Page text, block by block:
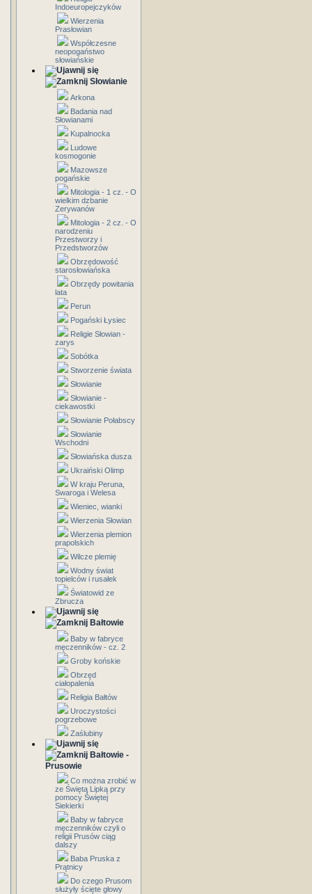
Indoeuropejczyków
Wierzenia
Prasłowian
Współczesne
neopogaństwo
słowiańskie
Słowianie
Arkona
Badania nad
Słowianami
Kupalnocka
Ludowe
kosmogonie
Mazowsze
pogańskie
Mitologia - 1 cz. - O
wielkim dzbanie
Zerywanów
Mitologia - 2 cz. - O
narodzeniu
Przestworzy i
Przedstworzów
Obrzędowość
starosłowiańska
Obrzędy powitania
lata
Perun
Pogański Łysiec
Religie Słowian -
zarys
Sobótka
Stworzenie świata
Słowianie
Słowianie -
ciekawostki
Słowianie Połabscy
Słowianie
Wschodni
Słowiańska dusza
Ukraiński Olimp
W kraju Peruna,
Swaroga i Welesa
Wieniec, wianki
Wierzenia Słowian
Wierzenia plemion
prapolskich
Wilcze plemię
Wodny świat
topielców i rusałek
Światowid ze
Zbrucza
Bałtowie
Baby w fabryce
męczenników - cz. 2
Groby końskie
Obrzęd
ciałopalenia
Religia Bałtów
Uroczystości
pogrzebowe
Zaślubiny
Bałtowie -
Prusowie
Co można zrobić w
ze Świętą Lipką przy
pomocy Świętej
Siekierki
Baby w fabryce
męczenników czyli o
religii Prusów ciąg
dalszy
Baba Pruska z
Prątnicy
Do czego Prusom
służyły ścięte głowy